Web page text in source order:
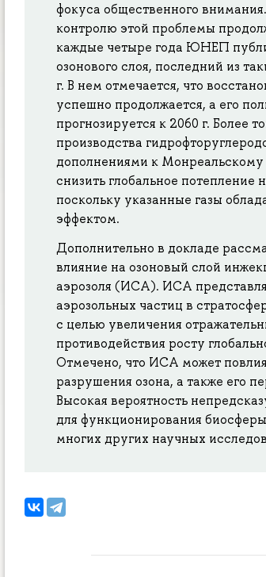
фокуса общественного
контролю этой проблемы
каждые четыре года ЮНЕП
озонового слоя, последний из
г. В нем отмечается, что
успешно продолжается, а его
прогнозируется к 2060 г. Более
производства
дополнениями к Монреальскому
снизить глобальное потепление
поскольку указанные газы
эффектом.
Дополнительно в докладе
влияние на озоновый слой
аэрозоля (ИСА). ИСА
аэрозольных частиц в
с целью увеличения
противодействия росту
Отмечено, что ИСА может
разрушения озона, а также его
Высокая вероятность
для функционирования
многих других научных